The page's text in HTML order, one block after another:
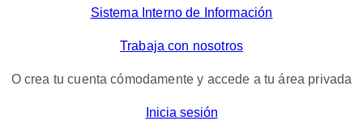
Sistema Interno de Información
Trabaja con nosotros
O crea tu cuenta cómodamente y accede a tu área privada
Inicia sesión